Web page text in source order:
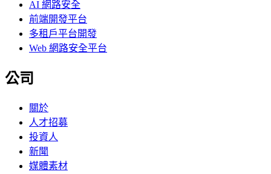
AI 網路安全
前端開發平台
多租戶平台開發
Web 網路安全平台
公司
關於
人才招募
投資人
新聞
媒體素材